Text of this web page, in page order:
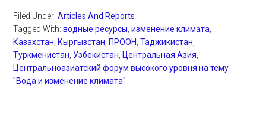
Filed Under:Articles And Reports
Tagged With:водные ресурсы ,изменение климата
Казахстан Кыргызстан ПРООН ,Таджикистан
Туркменистан Узбекистан Центральная Азия
Центральноазиатский форум высокого уровня на тему
"Вода и изменение климата"